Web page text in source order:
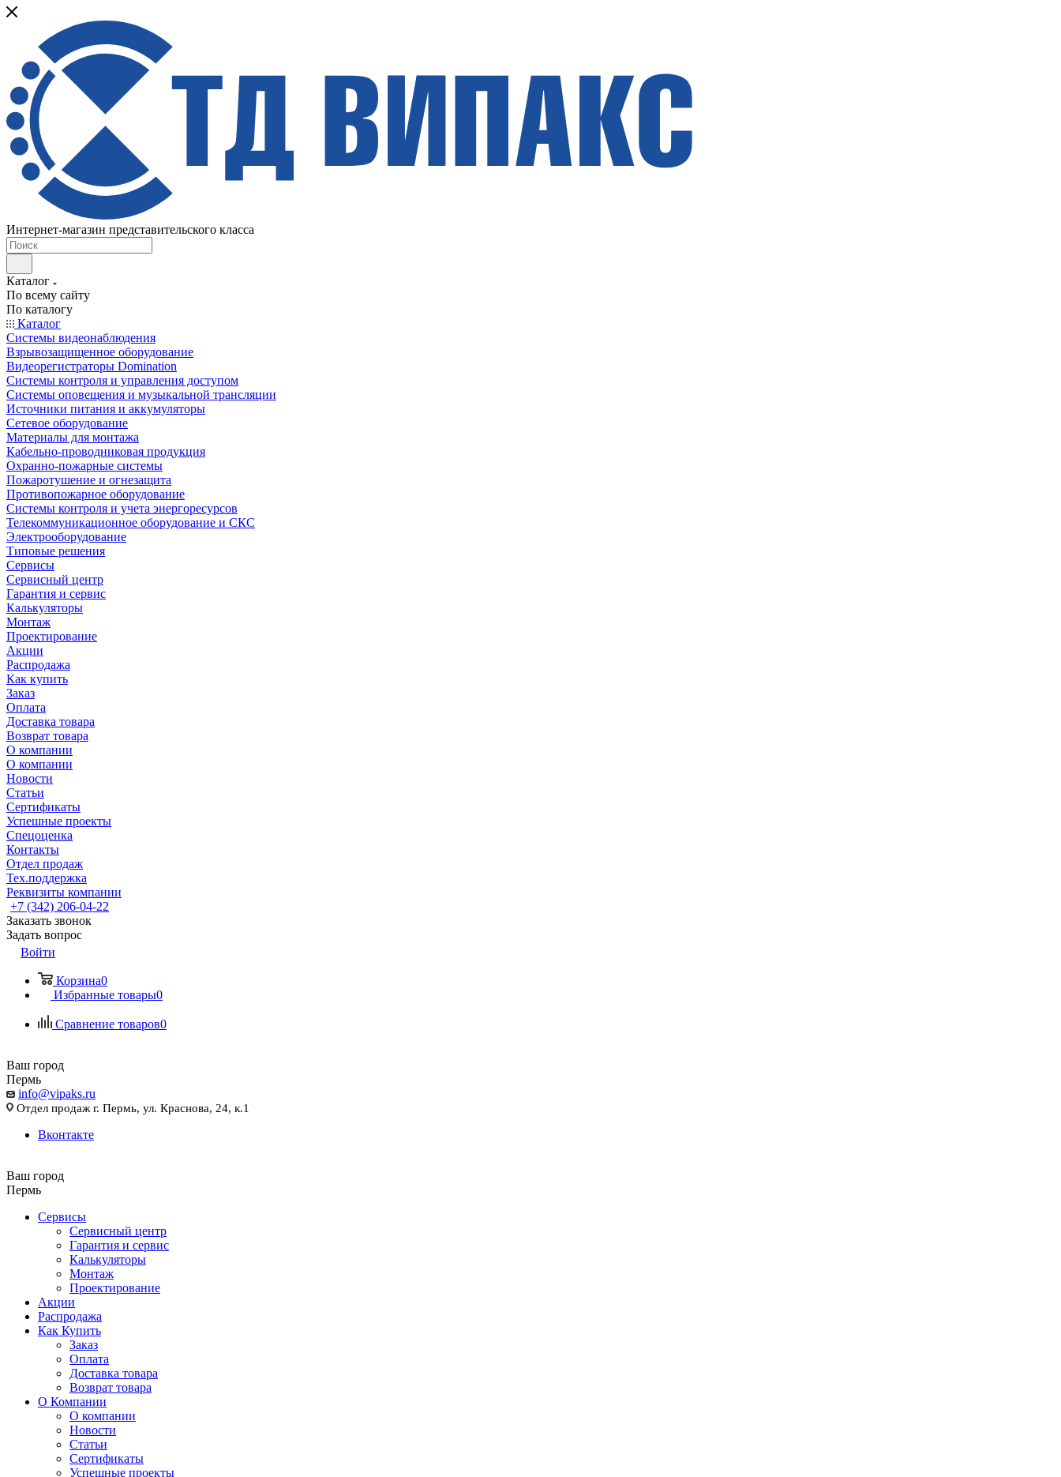
Интернет-магазин представительского класса
Каталог
По всему сайту
По каталогу
Каталог
Системы видеонаблюдения
Взрывозащищенное оборудование
Видеорегистраторы Domination
Системы контроля и управления доступом
Системы оповещения и музыкальной трансляции
Источники питания и аккумуляторы
Сетевое оборудование
Материалы для монтажа
Кабельно-проводниковая продукция
Охранно-пожарные системы
Пожаротушение и огнезащита
Противопожарное оборудование
Системы контроля и учета энергоресурсов
Телекоммуникационное оборудование и СКС
Электрооборудование
Типовые решения
Сервисы
Сервисный центр
Гарантия и сервис
Калькуляторы
Монтаж
Проектирование
Акции
Распродажа
Как купить
Заказ
Оплата
Доставка товара
Возврат товара
О компании
О компании
Новости
Статьи
Сертификаты
Успешные проекты
Спецоценка
Контакты
Отдел продаж
Тех.поддержка
Реквизиты компании
+7 (342) 206-04-22
Заказать звонок
Задать вопрос
Войти
Корзина0
Избранные товары0
Сравнение товаров0
Ваш город
Пермь
info@vipaks.ru
Отдел продаж г. Пермь, ул. Краснова, 24, к.1
Вконтакте
Ваш город
Пермь
Сервисы
Сервисный центр
Гарантия и сервис
Калькуляторы
Монтаж
Проектирование
Акции
Распродажа
Как Купить
Заказ
Оплата
Доставка товара
Возврат товара
О Компании
О компании
Новости
Статьи
Сертификаты
Успешные проекты